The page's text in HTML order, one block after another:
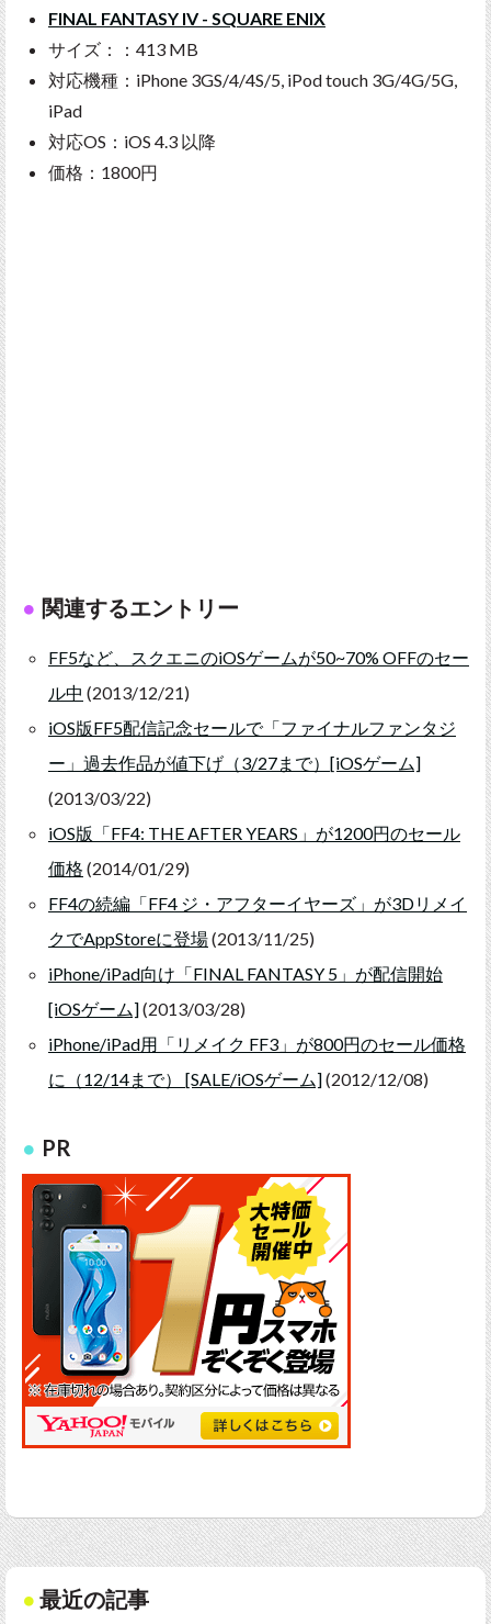
FINAL FANTASY IV - SQUARE ENIX
サイズ：：413 MB
対応機種：iPhone 3GS/4/4S/5, iPod touch 3G/4G/5G,
iPad
対応OS：iOS 4.3 以降
価格：1800円
関連するエントリー
FF5など、スクエニのiOSゲームが50~70% OFFのセー
ル中 (2013/12/21)
iOS版FF5配信記念セールで「ファイナルファンタジ
ー」過去作品が値下げ（3/27まで）[iOSゲーム]
(2013/03/22)
iOS版「FF4: THE AFTER YEARS」が1200円のセール
価格 (2014/01/29)
FF4の続編「FF4 ジ・アフターイヤーズ」が3Dリメイ
クでAppStoreに登場(2013/11/25)
iPhone/iPad向け「FINAL FANTASY 5」が配信開始
[iOSゲーム](2013/03/28)
iPhone/iPad用「リメイク FF3」が800円のセール価格
に（12/14まで） [SALE/iOSゲーム](2012/12/08)
PR
最近の記事